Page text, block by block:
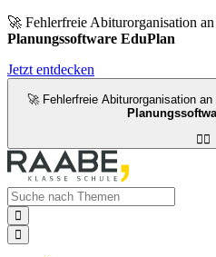
🚀 Fehlerfreie Abiturorganisation
Planungssoftware EduPlan
Jetzt entdecken
🚀 Fehlerfreie Abiturorganisation


